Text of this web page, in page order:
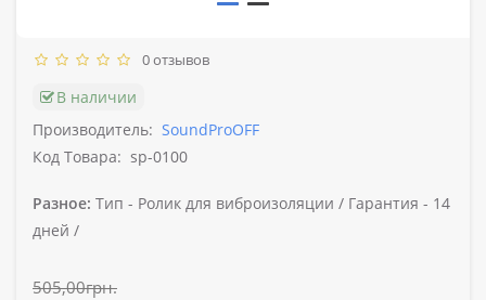
0 отзывов
В наличии
Производитель: SoundProOFF
Код Товара: sp-0100
Разное: Тип - Ролик для виброизоляции / Гарантия - 14
дней /
505,00грн.